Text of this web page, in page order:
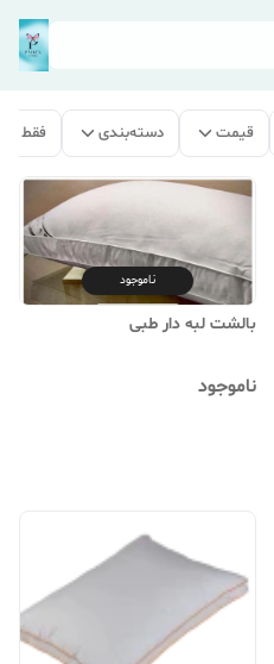
قیمت دسته‌بندی فقط
ناموجود
بالشت لبه دار طبی
ناموجود